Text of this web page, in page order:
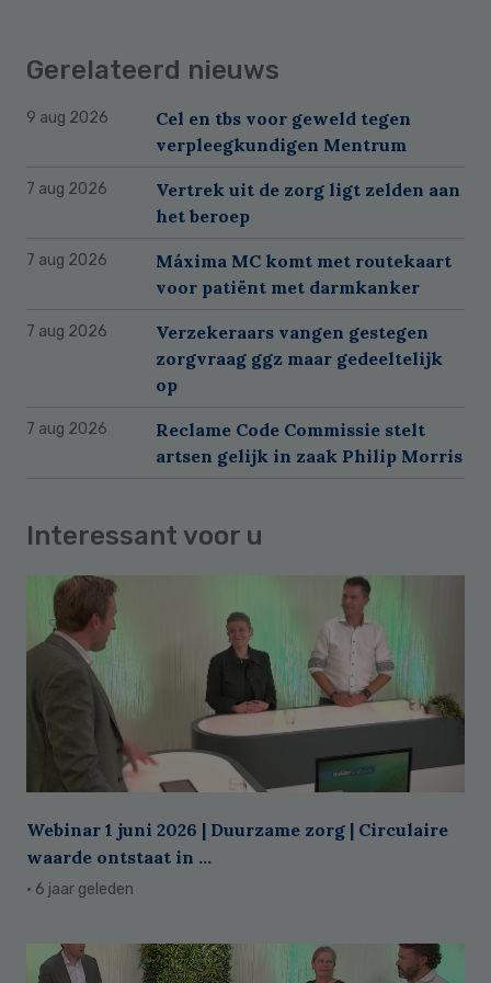
Gerelateerd nieuws
9 aug 2026
Cel en tbs voor geweld tegen
verpleegkundigen Mentrum
7 aug 2026
Vertrek uit de zorg ligt zelden aan
het beroep
7 aug 2026
Máxima MC komt met routekaart
voor patiënt met darmkanker
7 aug 2026
Verzekeraars vangen gestegen
zorgvraag ggz maar gedeeltelijk
op
7 aug 2026
Reclame Code Commissie stelt
artsen gelijk in zaak Philip Morris
Interessant voor u
Webinar 1 juni 2026 | Duurzame zorg | Circulaire
waarde ontstaat in ...
· 6 jaar geleden